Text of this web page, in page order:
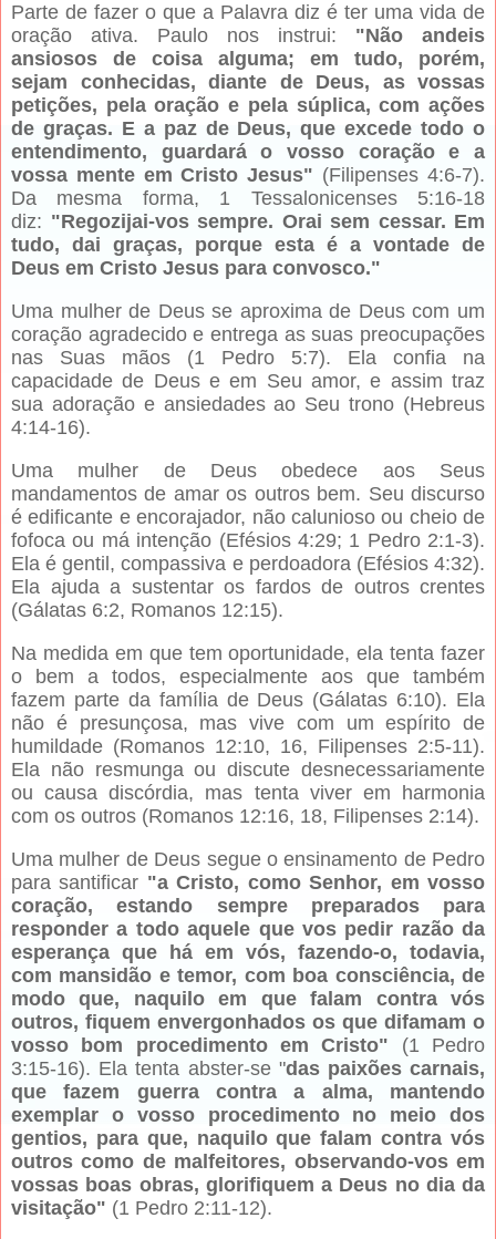
Parte de fazer o que a Palavra diz é ter uma vida de
oração ativa. Paulo nos instrui: "Não andeis
ansiosos de coisa alguma; em tudo, porém,
sejam conhecidas, diante de Deus, as vossas
petições, pela oração e pela súplica, com ações
de graças. E a paz de Deus, que excede todo o
entendimento, guardará o vosso coração e a
vossa mente em Cristo Jesus" (Filipenses 4:6-7).
Da mesma forma, 1 Tessalonicenses 5:16-18
diz: "Regozijai-vos sempre. Orai sem cessar. Em
tudo, dai graças, porque esta é a vontade de
Deus em Cristo Jesus para convosco."
Uma mulher de Deus se aproxima de Deus com um
coração agradecido e entrega as suas preocupações
nas Suas mãos (1 Pedro 5:7). Ela confia na
capacidade de Deus e em Seu amor, e assim traz
sua adoração e ansiedades ao Seu trono (Hebreus
4:14-16).
Uma mulher de Deus obedece aos Seus
mandamentos de amar os outros bem. Seu discurso
é edificante e encorajador, não calunioso ou cheio de
fofoca ou má intenção (Efésios 4:29; 1 Pedro 2:1-3).
Ela é gentil, compassiva e perdoadora (Efésios 4:32).
Ela ajuda a sustentar os fardos de outros crentes
(Gálatas 6:2, Romanos 12:15).
Na medida em que tem oportunidade, ela tenta fazer
o bem a todos, especialmente aos que também
fazem parte da família de Deus (Gálatas 6:10). Ela
não é presunçosa, mas vive com um espírito de
humildade (Romanos 12:10, 16, Filipenses 2:5-11).
Ela não resmunga ou discute desnecessariamente
ou causa discórdia, mas tenta viver em harmonia
com os outros (Romanos 12:16, 18, Filipenses 2:14).
Uma mulher de Deus segue o ensinamento de Pedro
para santificar "a Cristo, como Senhor, em vosso
coração, estando sempre preparados para
responder a todo aquele que vos pedir razão da
esperança que há em vós, fazendo-o, todavia,
com mansidão e temor, com boa consciência, de
modo que, naquilo em que falam contra vós
outros, fiquem envergonhados os que difamam o
vosso bom procedimento em Cristo" (1 Pedro
3:15-16). Ela tenta abster-se "das paixões carnais,
que fazem guerra contra a alma, mantendo
exemplar o vosso procedimento no meio dos
gentios, para que, naquilo que falam contra vós
outros como de malfeitores, observando-vos em
vossas boas obras, glorifiquem a Deus no dia da
visitação" (1 Pedro 2:11-12).